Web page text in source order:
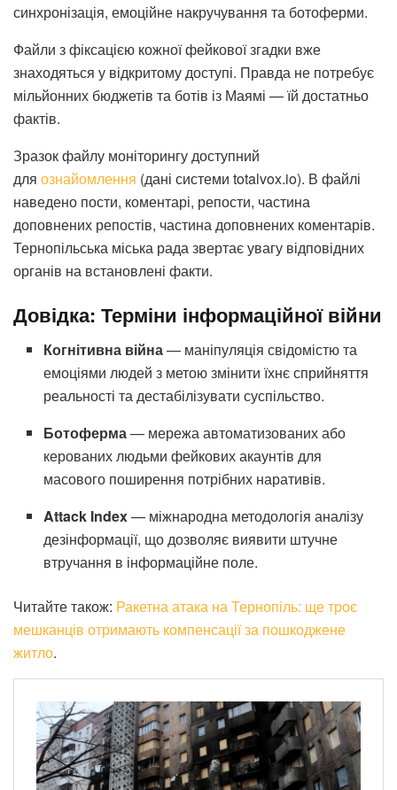
синхронізація, емоційне накручування та ботоферми.
Файли з фіксацією кожної фейкової згадки вже
знаходяться у відкритому доступі. Правда не потребує
мільйонних бюджетів та ботів із Маямі — їй достатньо
фактів.
Зразок файлу моніторингу доступний
для ознайомлення (дані системи totalvox.io). В файлі
наведено пости, коментарі, репости, частина
доповнених репостів, частина доповнених коментарів.
Тернопільська міська рада звертає увагу відповідних
органів на встановлені факти.
Довідка: Терміни інформаційної війни
Когнітивна війна— маніпуляція свідомістю та
емоціями людей з метою змінити їхнє сприйняття
реальності та дестабілізувати суспільство.
Ботоферма— мережа автоматизованих або
керованих людьми фейкових акаунтів для
масового поширення потрібних наративів.
Attack Index— міжнародна методологія аналізу
дезінформації, що дозволяє виявити штучне
втручання в інформаційне поле.
Читайте також: Ракетна атака на Тернопіль: ще троє
мешканців отримають компенсації за пошкоджене
житло.